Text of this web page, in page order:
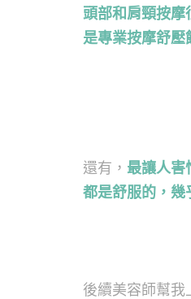
頭部和肩頸按摩
是專業按摩舒壓
還有， 最讓人害
都是舒服的，幾
後續美容師幫我